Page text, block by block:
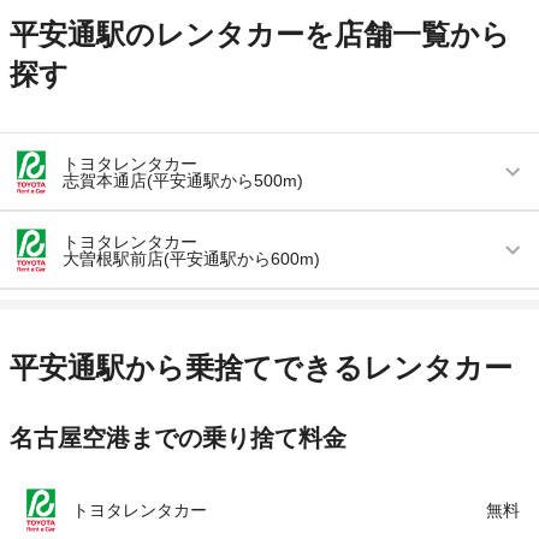
平安通駅のレンタカーを店舗一覧から
探す
トヨタレンタカー
志賀本通店(平安通駅から500m)
営業時間 毎日 08:00 ～ 20:00
アクセス 志賀本通駅より徒歩で約2分（送迎なし）
店舗詳細 店舗詳細ページはこちら
この店舗でレンタカーを探す
トヨタレンタカー
大曽根駅前店(平安通駅から600m)
アクセス 大曽根駅より徒歩で約3分（送迎なし）
店舗詳細 店舗詳細ページはこちら
平安通駅から乗捨てできるレンタカー
名古屋空港までの乗り捨て料金
トヨタレンタカー 無料